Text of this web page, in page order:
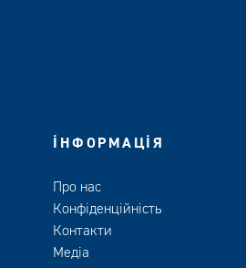
ІНФОРМАЦІЯ
Про нас
Конфіденційність
Контакти
Медіа